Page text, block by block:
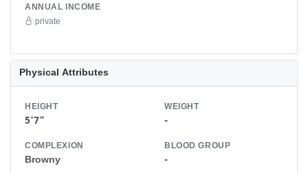
ANNUAL INCOME
private
Physical Attributes
HEIGHT
5'7"
WEIGHT
-
COMPLEXION
Browny
BLOOD GROUP
-